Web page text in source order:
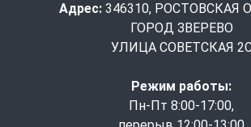
Адрес: 346310, РОСТОВСКАЯ
ГОРОД ЗВЕРЕВО
УЛИЦА СОВЕТСКАЯ
Режим работы:
Пн-Пт 8:00-17:00,